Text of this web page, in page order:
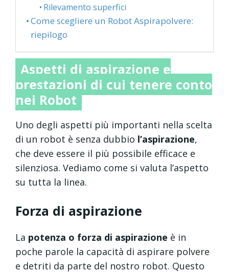
Rilevamento superfici
Come scegliere un Robot Aspirapolvere:
riepilogo
Aspetti di aspirazione e
prestazioni di cui tenere conto
nei Robot
Uno degli aspetti più importanti nella scelta
di un robot è senza dubbio l’aspirazione,
che deve essere il più possibile efficace e
silenziosa. Vediamo come si valuta l’aspetto
su tutta la linea.
Forza di aspirazione
La potenza o forza di aspirazione è in
poche parole la capacità di aspirare polvere
e detriti da parte del nostro robot. Questo